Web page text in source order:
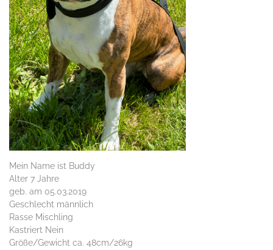
Mein Name ist Buddy
Alter 7 Jahre
geb. am 05.03.2019
Geschlecht männlich
Rasse Mischling
Kastriert Nein
Größe/Gewicht ca. 48cm/26kg